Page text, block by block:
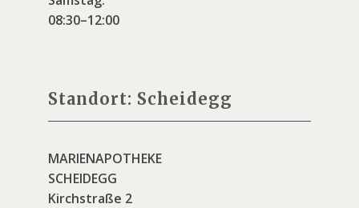
08:30–12:00
Standort: Scheidegg
MARIENAPOTHEKE
SCHEIDEGG
Kirchstraße 2